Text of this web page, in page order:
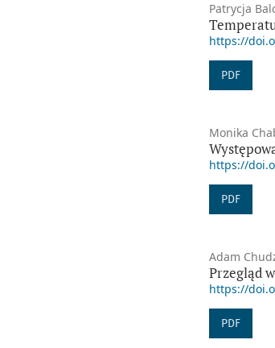
Patrycja
https://
PDF
Monika
https://
PDF
Adam
Przegląd
https://
PDF